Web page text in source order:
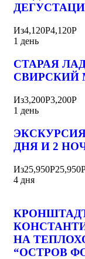
Из4,120Р4,120Р
1 день
СТАРАЯ
СВИРСКИЙ
Из3,200Р3,200Р
1 день
ЭКСКУРСИЯ
ДНЯ И 2
Из25,950Р
4 дня
НА
“ОСТРОВ